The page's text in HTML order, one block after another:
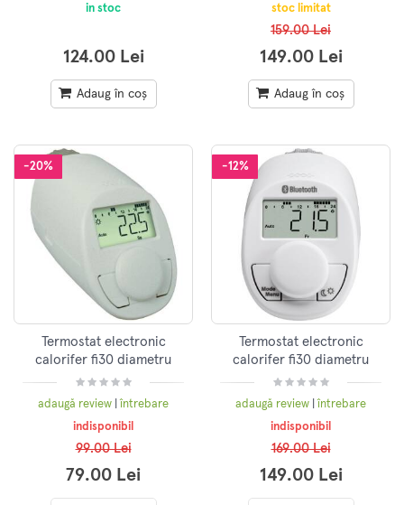
in stoc
124.00 Lei
Adaug în coș
stoc limitat
159.00 Lei
149.00 Lei
Adaug în coș
-20%
Termostat electronic
calorifer fi30 diametru
CC-RT-N
adaugă review
întrebare
indisponibil
99.00 Lei
79.00 Lei
-12%
Termostat electronic
calorifer fi30 diametru
CC-RT-N-Bluetooth
adaugă review
întrebare
indisponibil
169.00 Lei
149.00 Lei